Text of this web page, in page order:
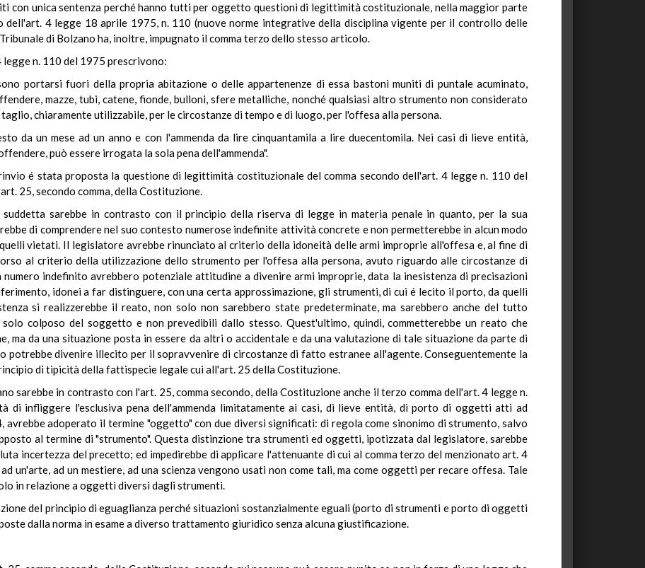
con unica sentenza perché hanno tutti per oggetto questioni di legittimità costituzionale, nella maggior parte
dell'art. 4 legge 18 aprile 1975, n. 110 (nuove norme integrative della disciplina vigente per il controllo delle
di Bolzano ha, inoltre, impugnato il comma terzo dello stesso articolo.
legge n. 110 del 1975 prescrivono:
portarsi fuori della propria abitazione o delle appartenenze di essa bastoni muniti di puntale acuminato,
mazze, tubi, catene, fionde, bulloni, sfere metalliche, nonché qualsiasi altro strumento non considerato
taglio, chiaramente utilizzabile, per le circostanze di tempo e di luogo, per l'offesa alla persona.
da un mese ad un anno e con l'ammenda da lire cinquantamila a lire duecentomila. Nei casi di lieve entità,
può essere irrogata la sola pena dell'ammenda".
é stata proposta la questione di legittimità costituzionale del comma secondo dell'art. 4 legge n. 110 del
25, secondo comma, della Costituzione.
sarebbe in contrasto con il principio della riserva di legge in materia penale in quanto, per la sua
di comprendere nel suo contesto numerose indefinite attività concrete e non permetterebbe in alcun modo
vietati. Il legislatore avrebbe rinunciato al criterio della idoneità delle armi improprie all'offesa e, al fine di
al criterio della utilizzazione dello strumento per l'offesa alla persona, avuto riguardo alle circostanze di
indefinito avrebbero potenziale attitudine a divenire armi improprie, data la inesistenza di precisazioni
idonei a far distinguere, con una certa approssimazione, gli strumenti, di cui é lecito il porto, da quelli
si realizzerebbe il reato, non solo non sarebbero state predeterminate, ma sarebbero anche del tutto
colposo del soggetto e non prevedibili dallo stesso. Quest'ultimo, quindi, commetterebbe un reato che
ma da una situazione posta in essere da altri o accidentale e da una valutazione di tale situazione da parte di
potrebbe divenire illecito per il sopravvenire di circostanze di fatto estranee all'agente. Conseguentemente la
di tipicità della fattispecie legale cui all'art. 25 della Costituzione.
sarebbe in contrasto con l'art. 25, comma secondo, della Costituzione anche il terzo comma dell'art. 4 legge n.
di infliggere l'esclusiva pena dell'ammenda limitatamente ai casi, di lieve entità, di porto di oggetti atti ad
adoperato il termine "oggetto" con due diversi significati: di regola come sinonimo di strumento, salvo
al termine di "strumento". Questa distinzione tra strumenti ed oggetti, ipotizzata dal legislatore, sarebbe
incertezza del precetto; ed impedirebbe di applicare l'attenuante di cui al comma terzo del menzionato art. 4
un'arte, ad un mestiere, ad una scienza vengono usati non come tali, ma come oggetti per recare offesa. Tale
in relazione a oggetti diversi dagli strumenti.
del principio di eguaglianza perché situazioni sostanzialmente eguali (porto di strumenti e porto di oggetti
dalla norma in esame a diverso trattamento giuridico senza alcuna giustificazione.